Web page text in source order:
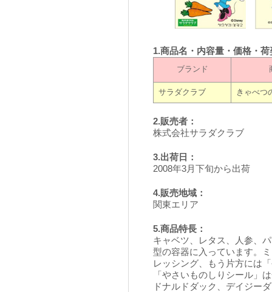
1.商品名・内容量・価格・荷
ブランド
サラダクラブ きゃべつ
2.販売者：
株式会社サラダクラブ
3.出荷日：
2008年3月下旬から出荷
4.販売地域：
関東エリア
5.商品特長：
キャベツ、レタス、人参、
型の容器に入っています。
レッシング、もう片方には
「やさいものしりシール」
ドナルドダック、デイジー